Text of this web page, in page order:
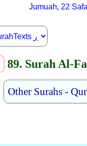
Jumuah, 22